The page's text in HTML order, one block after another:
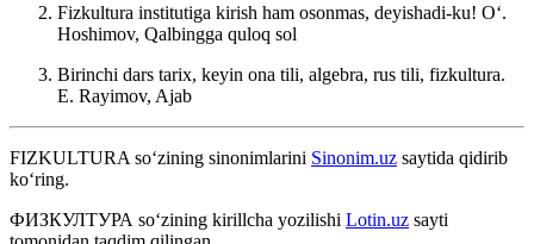
Fizkultura institutiga kirish ham osonmas, deyishadi-ku! Oʻ.
Hoshimov, Qalbingga quloq sol
Birinchi dars tarix, keyin ona tili, algebra, rus tili, fizkultura.
E. Rayimov, Ajab
FIZKULTURA so‘zining sinonimlarini Sinonim.uz saytida qidirib
ko‘ring.
ФИЗКУЛТУРА so‘zining kirillcha yozilishi Lotin.uz sayti